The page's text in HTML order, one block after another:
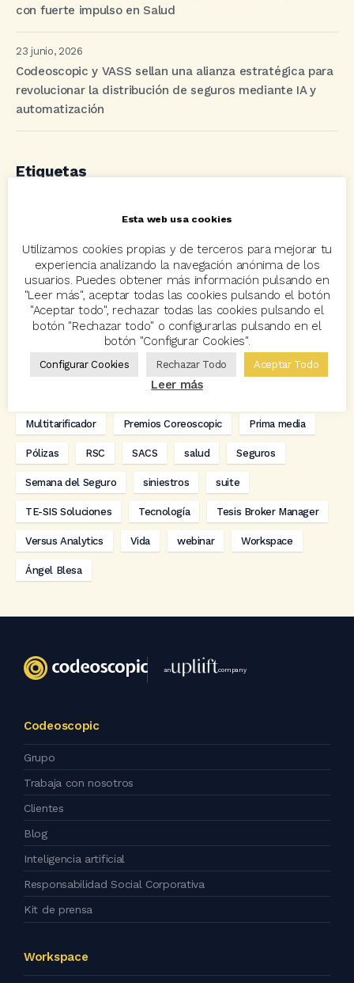
con fuerte impulso en Salud
23 junio, 2026
Codeoscopic y VASS sellan una alianza estratégica para
revolucionar la distribución de seguros mediante IA y
automatización
Etiquetas
Acuerdos Allianz asisa
Avant2 Avant2 Sales Manager ayudas Bcover
Carlos Rovira Codeoscopic Codeoscopic Academy
Codeoscopic Workspace Coverize Decesos
Eventos formación
hogar Innovación Innova Ibérica
Multitarificador Premios Coreoscopic Prima media
Pólizas RSC SACS salud Seguros
Semana del Seguro siniestros suite
TE-SIS Soluciones Tecnología Tesis Broker Manager
Versus Analytics Vida webinar Workspace
Ángel Blesa
an company
Codeoscopic
Grupo
Trabaja con nosotros
Clientes
Blog
Inteligencia artificial
Responsabilidad Social Corporativa
Kit de prensa
Workspace
Esta web usa cookies
Utilizamos cookies propias y de terceros para mejorar tu
experiencia analizando la navegación anónima de los
usuarios. Puedes obtener más información pulsando en
"Leer más", aceptar todas las cookies pulsando el botón
"Aceptar todo", rechazar todas las cookies pulsando el
botón "Rechazar todo" o configurarlas pulsando en el
botón "Configurar Cookies".
Configurar Cookies Rechazar Todo Aceptar Todo
Leer más